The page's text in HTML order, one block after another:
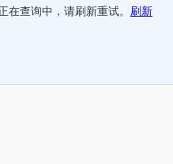
在查询中，请刷新重试。 刷新